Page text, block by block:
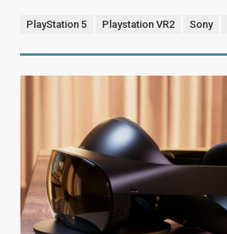
PlayStation 5 Playstation VR2 Sony